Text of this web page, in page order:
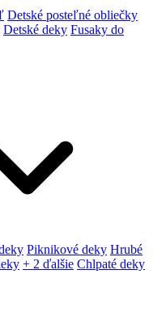
Detské posteľné obliečky
Detské deky Fusaky do
Piknikové deky Hrubé
+ 2 ďalšie Chlpaté deky